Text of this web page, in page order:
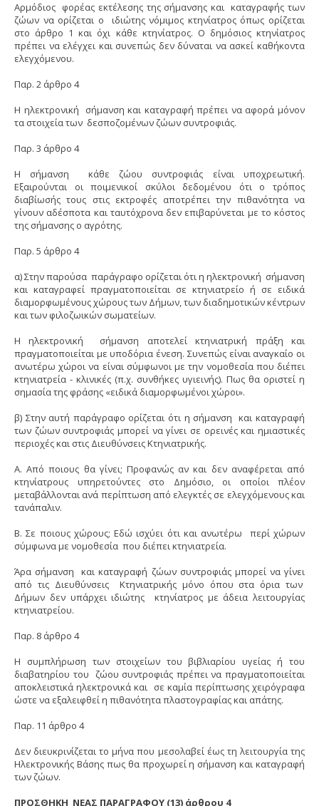
Αρμόδιος φορέας εκτέλεσης της σήμανσης και καταγραφής των
ζώων να ορίζεται ο ιδιώτης νόμιμος κτηνίατρος όπως ορίζεται
στο άρθρο 1 και όχι κάθε κτηνίατρος. Ο δημόσιος κτηνίατρος
πρέπει να ελέγχει και συνεπώς δεν δύναται να ασκεί καθήκοντα
ελεγχόμενου.
Παρ. 2 άρθρο 4
Η ηλεκτρονική σήμανση και καταγραφή πρέπει να αφορά μόνον
τα στοιχεία των δεσποζομένων ζώων συντροφιάς.
Παρ. 3 άρθρο 4
Η σήμανση κάθε ζώου συντροφιάς είναι υποχρεωτική.
Εξαιρούνται οι ποιμενικοί σκύλοι δεδομένου ότι ο τρόπος
διαβίωσής τους στις εκτροφές αποτρέπει την πιθανότητα να
γίνουν αδέσποτα και ταυτόχρονα δεν επιβαρύνεται με το κόστος
της σήμανσης ο αγρότης.
Παρ. 5 άρθρο 4
α) Στην παρούσα παράγραφο ορίζεται ότι η ηλεκτρονική σήμανση
και καταγραφεί πραγματοποιείται σε κτηνιατρείο ή σε ειδικά
διαμορφωμένους χώρους των Δήμων, των διαδημοτικών κέντρων
και των φιλοζωικών σωματείων.
Η ηλεκτρονική σήμανση αποτελεί κτηνιατρική πράξη και
πραγματοποιείται με υποδόρια ένεση. Συνεπώς είναι αναγκαίο οι
ανωτέρω χώροι να είναι σύμφωνοι με την νομοθεσία που διέπει
κτηνιατρεία - κλινικές (π.χ. συνθήκες υγιεινής). Πως θα οριστεί η
σημασία της φράσης «ειδικά διαμορφωμένοι χώροι».
β) Στην αυτή παράγραφο ορίζεται ότι η σήμανση και καταγραφή
των ζώων συντροφιάς μπορεί να γίνει σε ορεινές και ημιαστικές
περιοχές και στις Διευθύνσεις Κτηνιατρικής.
Α. Από ποιους θα γίνει; Προφανώς αν και δεν αναφέρεται από
κτηνίατρους υπηρετούντες στο Δημόσιο, οι οποίοι πλέον
μεταβάλλονται ανά περίπτωση από ελεγκτές σε ελεγχόμενους και
τανάπαλιν.
Β. Σε ποιους χώρους; Εδώ ισχύει ότι και ανωτέρω περί χώρων
σύμφωνα με νομοθεσία που διέπει κτηνιατρεία.
Άρα σήμανση και καταγραφή ζώων συντροφιάς μπορεί να γίνει
από τις Διευθύνσεις Κτηνιατρικής μόνο όπου στα όρια των
Δήμων δεν υπάρχει ιδιώτης κτηνίατρος με άδεια λειτουργίας
κτηνιατρείου.
Παρ. 8 άρθρο 4
Η συμπλήρωση των στοιχείων του βιβλιαρίου υγείας ή του
διαβατηρίου του ζώου συντροφιάς πρέπει να πραγματοποιείται
αποκλειστικά ηλεκτρονικά και σε καμία περίπτωσης χειρόγραφα
ώστε να εξαλειφθεί η πιθανότητα πλαστογραφίας και απάτης.
Παρ. 11 άρθρο 4
Δεν διευκρινίζεται το μήνα που μεσολαβεί έως τη λειτουργία της
Ηλεκτρονικής Βάσης πως θα προχωρεί η σήμανση και καταγραφή
των ζώων.
ΠΡΟΣΘΗΚΗ ΝΕΑΣ ΠΑΡΑΓΡΑΦΟΥ (13) άρθρου 4